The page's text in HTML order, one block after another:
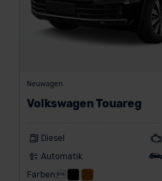
Neuwagen
Volkswagen Touareg
Diesel
Automatik
Farben: